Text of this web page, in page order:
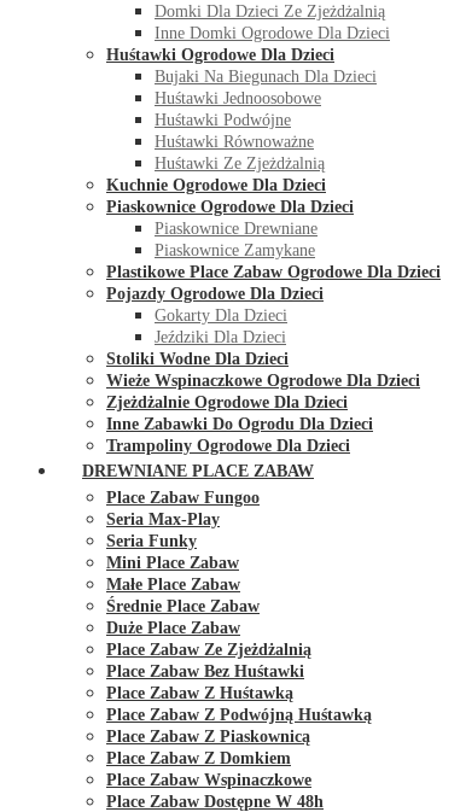
Domki Dla Dzieci Ze Zjeżdżalnią
Inne Domki Ogrodowe Dla Dzieci
Huśtawki Ogrodowe Dla Dzieci
Bujaki Na Biegunach Dla Dzieci
Huśtawki Jednoosobowe
Huśtawki Podwójne
Huśtawki Równoważne
Huśtawki Ze Zjeżdżalnią
Kuchnie Ogrodowe Dla Dzieci
Piaskownice Ogrodowe Dla Dzieci
Piaskownice Drewniane
Piaskownice Zamykane
Plastikowe Place Zabaw Ogrodowe Dla Dzieci
Pojazdy Ogrodowe Dla Dzieci
Gokarty Dla Dzieci
Jeździki Dla Dzieci
Stoliki Wodne Dla Dzieci
Wieże Wspinaczkowe Ogrodowe Dla Dzieci
Zjeżdżalnie Ogrodowe Dla Dzieci
Inne Zabawki Do Ogrodu Dla Dzieci
Trampoliny Ogrodowe Dla Dzieci
DREWNIANE PLACE ZABAW
Place Zabaw Fungoo
Seria Max-Play
Seria Funky
Mini Place Zabaw
Małe Place Zabaw
Średnie Place Zabaw
Duże Place Zabaw
Place Zabaw Ze Zjeżdżalnią
Place Zabaw Bez Huśtawki
Place Zabaw Z Huśtawką
Place Zabaw Z Podwójną Huśtawką
Place Zabaw Z Piaskownicą
Place Zabaw Z Domkiem
Place Zabaw Wspinaczkowe
Place Zabaw Dostępne W 48h